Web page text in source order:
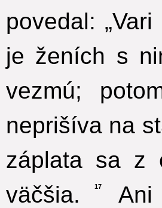
povedal:
je ženích s
vezmú;
neprišíva na
záplata sa z
väčšia.
17
Ani